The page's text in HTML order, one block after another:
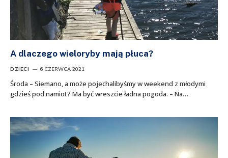
A dlaczego wieloryby mają płuca?
DZIECI 6 CZERWCA 2021
Środa – Siemano, a może pojechalibyśmy w weekend z młodymi
gdzieś pod namiot? Ma być wreszcie ładna pogoda. – Na…